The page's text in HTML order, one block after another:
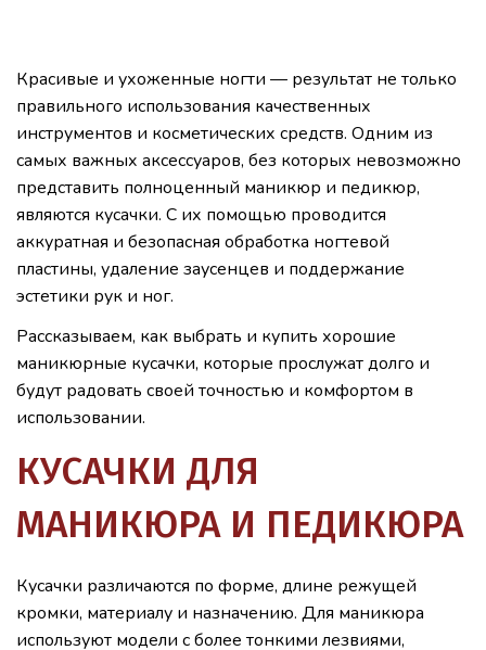
Красивые и ухоженные ногти — результат не только
правильного использования качественных
инструментов и косметических средств. Одним из
самых важных аксессуаров, без которых невозможно
представить полноценный маникюр и педикюр,
являются кусачки. С их помощью проводится
аккуратная и безопасная обработка ногтевой
пластины, удаление заусенцев и поддержание
эстетики рук и ног.
Рассказываем, как выбрать и купить хорошие
маникюрные кусачки, которые прослужат долго и
будут радовать своей точностью и комфортом в
использовании.
КУСАЧКИ ДЛЯ
МАНИКЮРА И ПЕДИКЮРА
Кусачки различаются по форме, длине режущей
кромки, материалу и назначению. Для маникюра
используют модели с более тонкими лезвиями,